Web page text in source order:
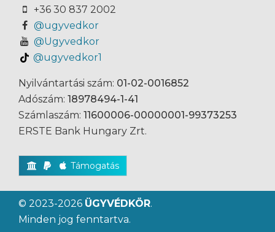
+36 30 837 2002
@ugyvedkor
@Ugyvedkor
@ugyvedkor1
Nyilvántartási szám: 01-02-0016852
Adószám: 18978494-1-41
Számlaszám: 11600006-00000001-99373253
ERSTE Bank Hungary Zrt.
Támogatás
© 2023-2026 ÜGYVÉDKÖR.
Minden jog fenntartva.